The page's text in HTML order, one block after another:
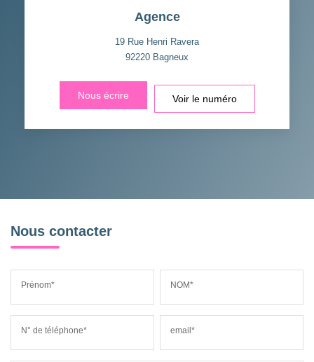
Agence
19 Rue Henri Ravera
92220 Bagneux
Nous écrire Voir le numéro
Nous contacter
Prénom* NOM*
N° de téléphone* email*